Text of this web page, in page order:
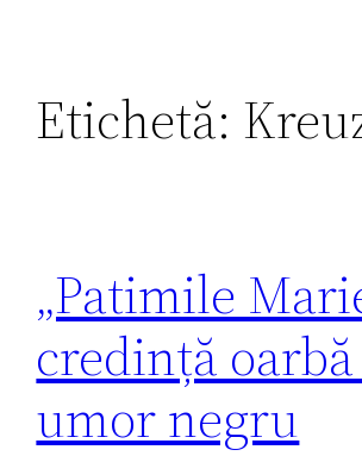
Etichetă:
„Patimile
credință
umor negru